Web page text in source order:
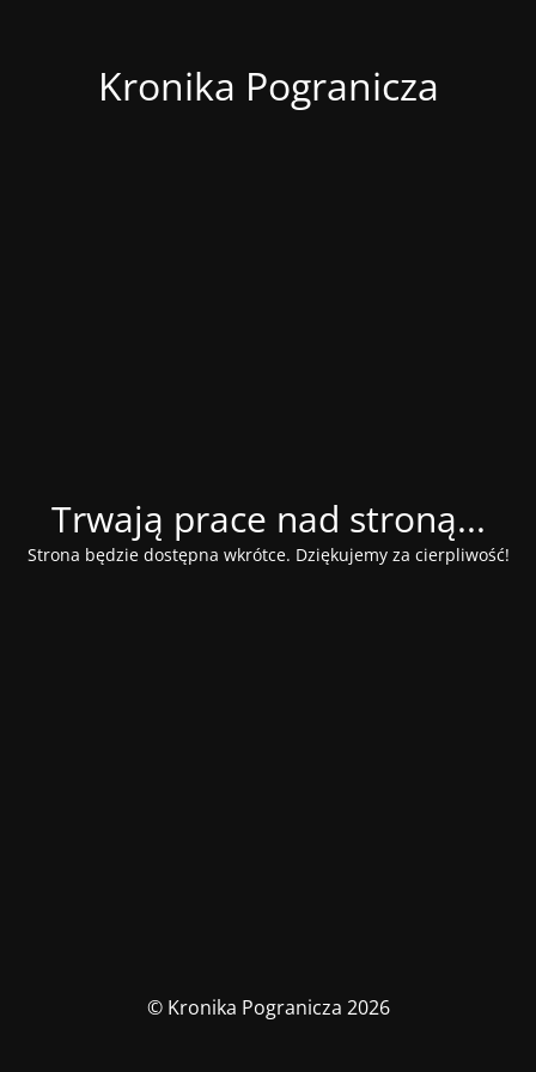
Kronika Pogranicza
Trwają prace nad stroną...
Strona będzie dostępna wkrótce. Dziękujemy za cierpliwość!
© Kronika Pogranicza 2026